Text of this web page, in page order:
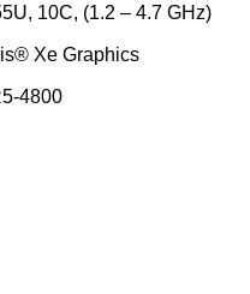
10C, (1.2 – 4.7 GHz)
Xe Graphics
4800